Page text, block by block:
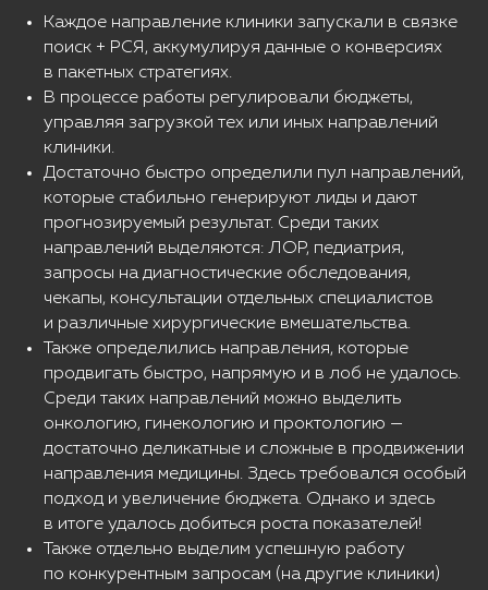
Каждое направление клиники запускали в связке
поиск + РСЯ, аккумулируя данные о конверсиях
в пакетных стратегиях.
В процессе работы регулировали бюджеты,
управляя загрузкой тех или иных направлений
клиники.
Достаточно быстро определили пул направлений,
которые стабильно генерируют лиды и дают
прогнозируемый результат. Среди таких
направлений выделяются: ЛОР, педиатрия,
запросы на диагностические обследования,
чекапы, консультации отдельных специалистов
и различные хирургические вмешательства.
Также определились направления, которые
продвигать быстро, напрямую и в лоб не удалось.
Среди таких направлений можно выделить
онкологию, гинекологию и проктологию —
достаточно деликатные и сложные в продвижении
направления медицины. Здесь требовался особый
подход и увеличение бюджета. Однако и здесь
в итоге удалось добиться роста показателей!
Также отдельно выделим успешную работу
по конкурентным запросам (на другие клиники)